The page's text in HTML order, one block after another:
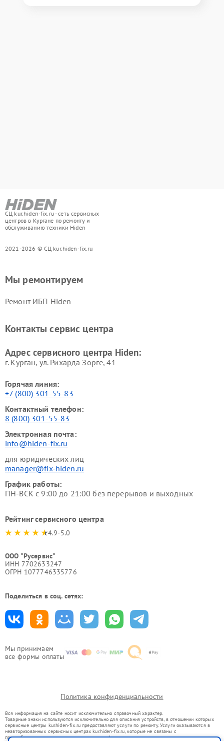
СЦ kur.hiden-fix.ru - сеть сервисных
центров в Кургане по ремонту и
обслуживанию техники Hiden
2021-2026 © СЦ kur.hiden-fix.ru
Мы принимаем
все формы оплаты
Мы ремонтируем
Ремонт ИБП Hiden
Контакты сервис центра
Адрес сервисного центра Hiden:
г. Курган, ул. Рихарда Зорге, 41
Горячая линия:
+7 (800) 301-55-83
Контактный телефон:
8 (800) 301-55-83
Электронная почта:
info@hiden-fix.ru
для юридических лиц
manager@fix-hiden.ru
График работы:
ПН-ВСК с 9:00 до 21:00 без перерывов и выходных
Рейтинг сервисного центра
4.9-5.0
ООО "Русервис"
ИНН 7702633247
ОГРН 1077746335776
Поделиться в соц. сетях:
Политика конфиденциальности
Вся информация на сайте носит исключительно справочный характер.
Товарные знаки используются исключительно для описания устройств, в отношении которых
сервисные центры kur.hiden-fix.ru предоставляют услуги по ремонту. Услуги оказываются в
неавторизованных сервисных центрах kur.hiden-fix.ru, которые не связаны с
правообладателями товарных знаков или их официальными представителями.